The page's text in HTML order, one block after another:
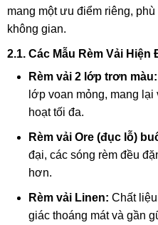
mang một ưu điểm riêng,
không gian.
2.1. Các Mẫu Rèm Vải Hiện
Rèm vải 2 lớp trơn màu:
lớp voan mỏng, mang
hoạt tối đa.
Rèm vải Ore (đục lỗ)
đại, các sóng rèm đều
hơn.
Rèm vải Linen: Chất
giác thoáng mát và gần